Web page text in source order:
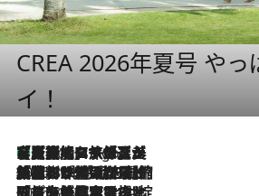
CREA 2026年夏号 やっ
イ！
2 Hours Ago
【厳選旅コスメ】「多機能アイテムがメイン！」旅好き美容エディターが選んだ夏旅ベストコスメを発表【Mサイズジップ】
2026.8.6
「荷物が増えるほど旅ストレスは増す」美容ジャーナリストがたどり着いた最終結論。“化粧品を劇的に減らす”感動の凝縮美容とは